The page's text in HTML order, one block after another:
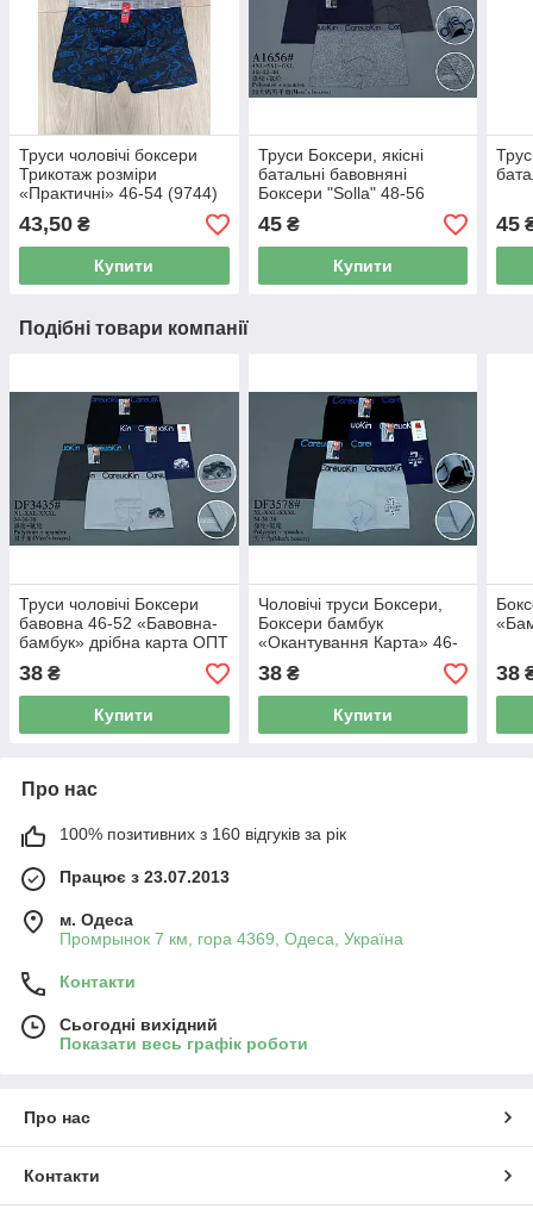
Труси чоловічі боксери
Трикотаж розміри
«Практичні» 46-54 (9744)
43,50 ₴
Купити
Труси Боксери, якісні
батальні бавовняні
Боксери "Solla" 48-56
(1656)
45₴
Купити
45
Подібні товари компанії
Труси чоловічі Боксери
бавовна 46-52 «Бавовна-
бамбук» дрібна карта ОПТ
38 ₴
Купити
Чоловічі труси Боксери,
Боксери бамбук
«Окантування Карта» 46-
38₴
Купити
38
Про нас
100% позитивних з 160 відгуків за рік
Працює з 23.07.2013
м. Одеса
Промрынок 7 км, гора 4369, Одеса, Україна
Контакти
Сьогодні вихідний
Показати весь графік роботи
Про нас
Контакти